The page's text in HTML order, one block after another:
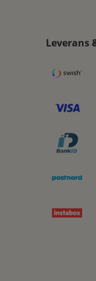
Leverans